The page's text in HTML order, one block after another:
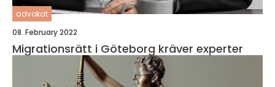
advokat
08. February 2022
Migrationsrätt i Göteborg kräver experter